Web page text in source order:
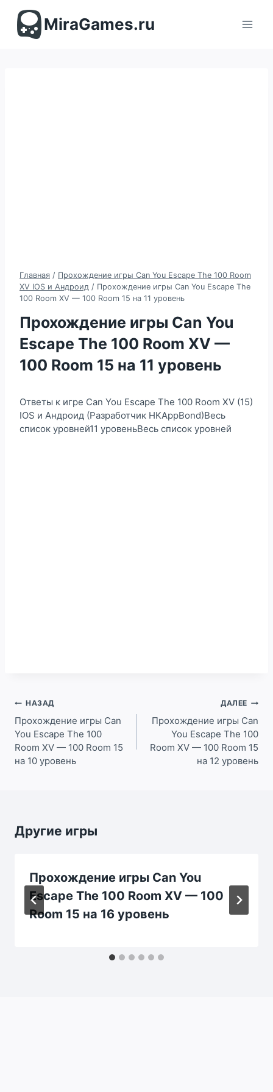
содержимомуMiraGames.ru
Главная / Прохождение игры Can You Escape The 100 Room
XV IOS и Андроид / Прохождение игры Can You Escape The
100 Room XV — 100 Room 15 на 11 уровень
Прохождение игры Can You
Escape The 100 Room XV —
100 Room 15 на 11 уровень
Ответы к игре Can You Escape The 100 Room XV (15)
IOS и Андроид (Разработчик HKAppBond)Весь
список уровней11 уровеньВесь список уровней
Навигация
по
записям
НАЗАД
Прохождение игры Can
You Escape The 100
Room XV — 100 Room 15
на 10 уровень
ДАЛЕЕ
Прохождение игры Can
You Escape The 100
Room XV — 100 Room 15
на 12 уровень
Другие игры
Прохождение игры Can You
Escape The 100 Room XV — 100
Room 15 на 16 уровень